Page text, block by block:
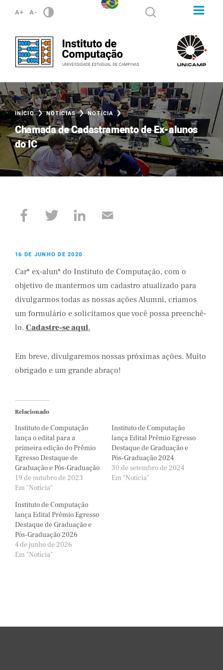
A+ A-
INÍCIO NOTÍCIAS NOTÍCIA
Chamada de Cadastramento de Ex-alunos
do IC
16 DE JUNHO DE 2020
Car* ex-alun* do Instituto de Computação, com o
objetivo de mantermos um cadastro atualizado para
divulgarmos todas as nossas ações Alumni, criamos
um formulário e solicitamos que você possa preenchê-
lo. Cadastre-se aqui.
Em breve, divulgaremos nossas próximas ações. Muito
obrigado e um grande abraço!
Relacionado
Instituto de Computação
lança o edital para a
primeira edição do Prêmio
Egresso Destaque de
Graduação e Pós-Graduação
19 de outubro de 2023
Em "Notícia"
Instituto de Computação
lança Edital Prêmio Egresso
Destaque de Graduação e
Pós-Graduação 2024
30 de setembro de 2024
Em "Notícia"
Instituto de Computação
lança Edital Prêmio Egresso
Destaque de Graduação e
Pós-Graduação 2026
4 de junho de 2026
Em "Notícia"